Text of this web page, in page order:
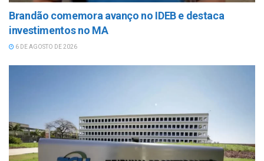
Brandão comemora avanço no IDEB e destaca
investimentos no MA
6 DE AGOSTO DE 2026